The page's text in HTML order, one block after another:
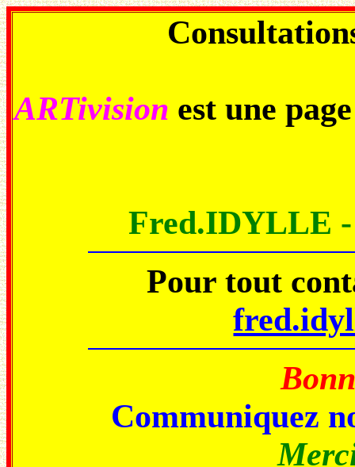
ARTivision est une
Fred.IDYLLE
Pour tout
Communiquez